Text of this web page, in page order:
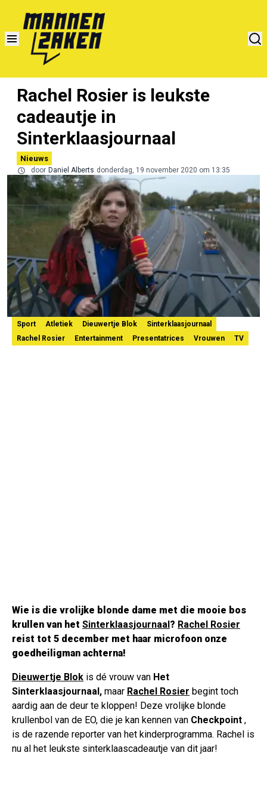
Rachel Rosier is leukste
cadeautje in
Sinterklaasjournaal
Nieuws
door Daniel Alberts donderdag, 19 november 2020 om 13:35
Sport Atletiek Dieuwertje Blok
Sinterklaasjournaal
Rachel Rosier
Entertainment Presentatrices Vrouwen TV
Wie is die vrolijke blonde dame met die mooie bos
krullen van het Sinterklaasjournaal? Rachel Rosier
reist tot 5 december met haar microfoon onze
goedheiligman achterna!
Dieuwertje Blok is dé vrouw van Het
Sinterklaasjournaal, maar Rachel Rosier begint toch
aardig aan de deur te kloppen! Deze vrolijke blonde
krullenbol van de EO, die je kan kennen van Checkpoint ,
is de razende reporter van het kinderprogramma. Rachel is
nu al het leukste sinterklaascadeautje van dit jaar!